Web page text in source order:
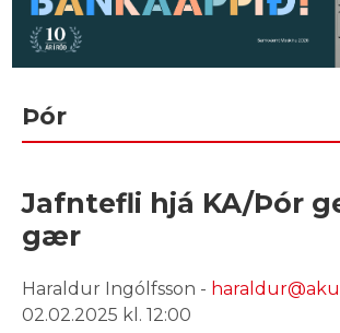
Þór
Jafntefli hjá KA/Þór
gær
Haraldur Ingólfsson -
02.02.2025 kl. 12:00